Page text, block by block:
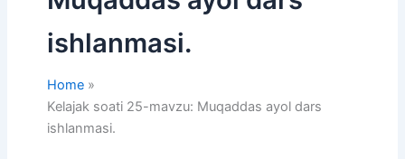
ishlanmasi.
Home
Kelajak soati 25-mavzu: Muqaddas ayol dars
ishlanmasi.